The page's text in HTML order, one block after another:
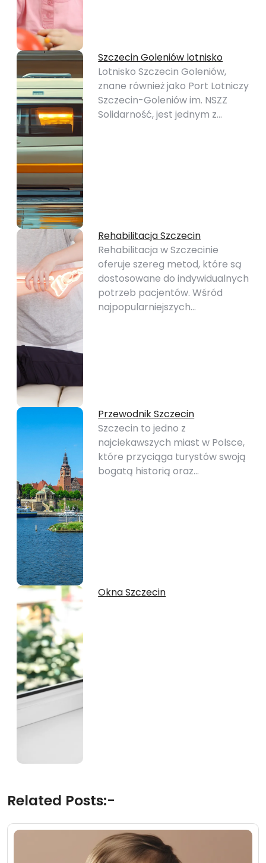
Szczecin Goleniów lotnisko
Lotnisko Szczecin Goleniów,
znane również jako Port Lotniczy
Szczecin-Goleniów im. NSZZ
Solidarność, jest jednym z…
Rehabilitacja Szczecin
Rehabilitacja w Szczecinie
oferuje szereg metod, które są
dostosowane do indywidualnych
potrzeb pacjentów. Wśród
najpopularniejszych…
Przewodnik Szczecin
Szczecin to jedno z
najciekawszych miast w Polsce,
które przyciąga turystów swoją
bogatą historią oraz…
Okna Szczecin
Related Posts:-